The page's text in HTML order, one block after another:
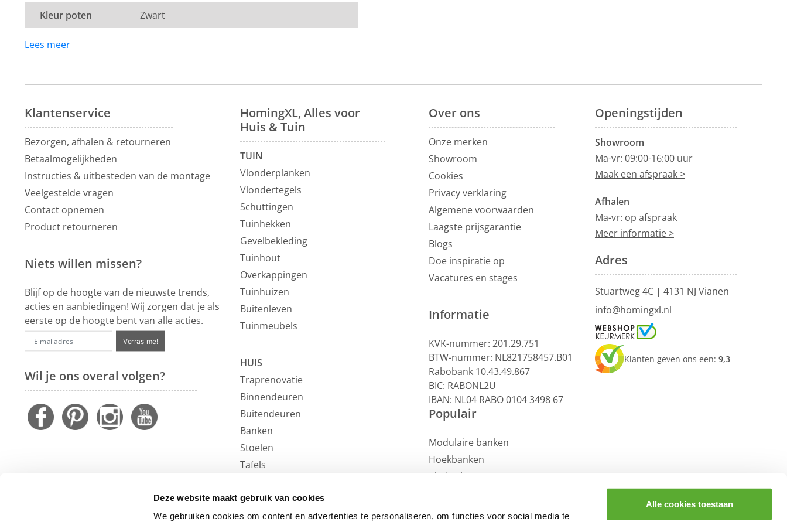
Deze website maakt gebruik van cookies
We gebruiken cookies om content en advertenties te personaliseren, om functies voor social media te
Alle cookies toestaan
Kleur poten
Zwart
Lees meer
Klantenservice
Bezorgen, afhalen & retourneren
Betaalmogelijkheden
Instructies & uitbesteden van de montage
Veelgestelde vragen
Contact opnemen
Product retourneren
Niets willen missen?
Blijf op de hoogte van de nieuwste trends,
acties en aanbiedingen! Wij zorgen dat je als
eerste op de hoogte bent van alle acties.
Verras me!
Wil je ons overal volgen?
HomingXL, Alles voor
Huis & Tuin
TUIN
Vlonderplanken
Vlondertegels
Schuttingen
Tuinhekken
Gevelbekleding
Tuinhout
Overkappingen
Tuinhuizen
Buitenleven
Tuinmeubels
HUIS
Traprenovatie
Binnendeuren
Buitendeuren
Banken
Stoelen
Tafels
Vloeren
Outlet
Over ons
Onze merken
Showroom
Cookies
Privacy verklaring
Algemene voorwaarden
Laagste prijsgarantie
Blogs
Doe inspiratie op
Vacatures en stages
Informatie
KVK-nummer: 201.29.751
BTW-nummer: NL821758457.B01
Rabobank 10.43.49.867
BIC: RABONL2U
IBAN: NL04 RABO 0104 3498 67
Populair
Modulaire banken
Hoekbanken
Chaise longue
Loungebanken
Openingstijden
Showroom
Ma-vr: 09:00-16:00 uur
Maak een afspraak >
Afhalen
Ma-vr: op afspraak
Meer informatie >
Adres
Stuartweg 4C | 4131 NJ Vianen
info@homingxl.nl
Klanten geven ons een: 9,3